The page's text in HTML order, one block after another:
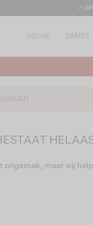
✓
NIEUW DAMES
ongemak, maar wij